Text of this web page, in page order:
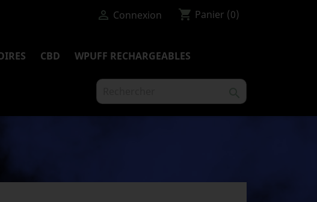
 Connexion shopping_cart Panier (0)
CBD WPUFF RECHARGEABLES